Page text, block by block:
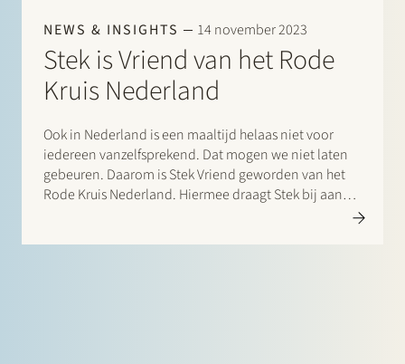
NEWS & INSIGHTS 14 november 2023
Stek is Vriend van het Rode
Kruis Nederland
Ook in Nederland is een maaltijd helaas niet voor
iedereen vanzelfsprekend. Dat mogen we niet laten
gebeuren. Daarom is Stek Vriend geworden van het
Rode Kruis Nederland. Hiermee draagt Stek bij aan